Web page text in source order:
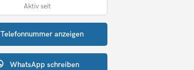
Aktiv seit
Telefonnummer anzeigen
WhatsApp schreiben